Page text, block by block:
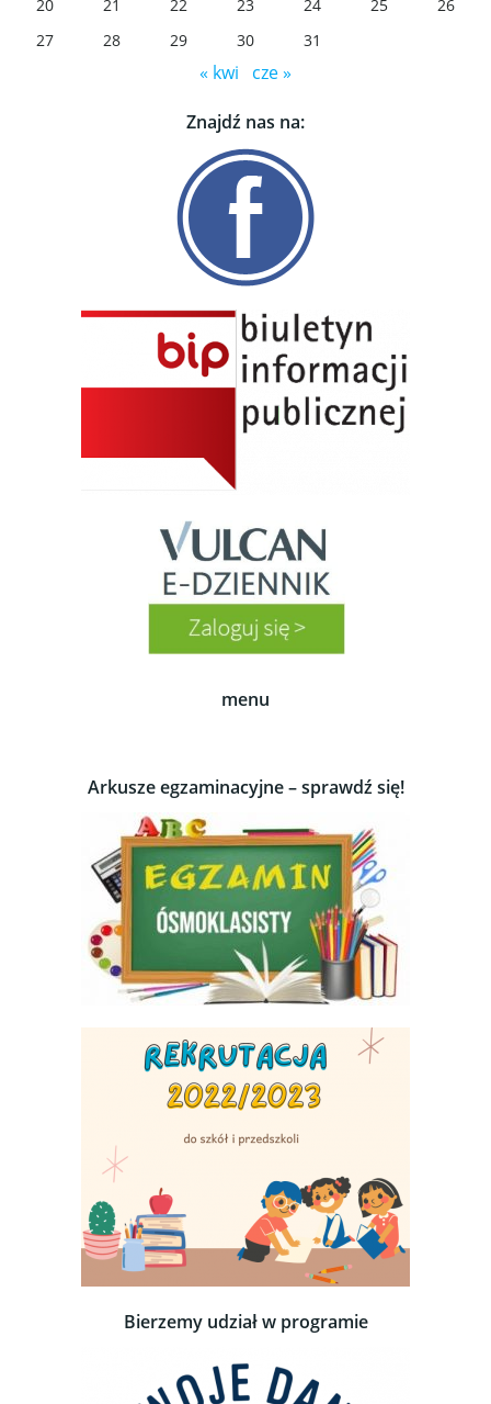
20 21 22 23 24 25
26
27
28 29 30 31
« kwi cze »
Znajdź nas na:
menu
Arkusze egzaminacyjne – sprawdź się!
Bierzemy udział w programie